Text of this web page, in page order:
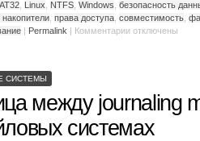
Linux NTFS Windows безопасность
права доступа совместимость
| Permalink | Комментарии отключены
СИСТЕМЫ
между journaling
системах